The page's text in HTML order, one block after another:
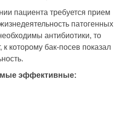
пациента требуется прием
патогенных
антибиотики, то
к которому бак-посев показал
эффективные: